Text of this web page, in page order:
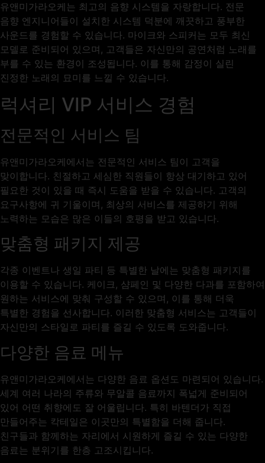
유앤미가라오케는 최고의 음향 시스템을 자랑합니다. 전문
음향 엔지니어들이 설치한 시스템 덕분에 깨끗하고 풍부한
사운드를 경험할 수 있습니다. 마이크와 스피커는 모두 최신
모델로 준비되어 있으며, 고객들은 자신만의 공연처럼 노래를
부를 수 있는 환경이 조성됩니다. 이를 통해 감정이 실린
진정한 노래의 묘미를 느낄 수 있습니다.
럭셔리 VIP 서비스 경험
전문적인 서비스 팀
유앤미가라오케에서는 전문적인 서비스 팀이 고객을
맞이합니다. 친절하고 세심한 직원들이 항상 대기하고 있어
필요한 것이 있을 때 즉시 도움을 받을 수 있습니다. 고객의
요구사항에 귀 기울이며, 최상의 서비스를 제공하기 위해
노력하는 모습은 많은 이들의 호평을 받고 있습니다.
맞춤형 패키지 제공
각종 이벤트나 생일 파티 등 특별한 날에는 맞춤형 패키지를
이용할 수 있습니다. 케이크, 샴페인 및 다양한 다과를 포함하여
원하는 서비스에 맞춰 구성할 수 있으며, 이를 통해 더욱
특별한 경험을 선사합니다. 이러한 맞춤형 서비스는 고객들이
자신만의 스타일로 파티를 즐길 수 있도록 도와줍니다.
다양한 음료 메뉴
유앤미가라오케에서는 다양한 음료 옵션도 마련되어 있습니다.
세계 여러 나라의 주류와 무알콜 음료까지 폭넓게 준비되어
있어 어떤 취향에도 잘 어울립니다. 특히 바텐더가 직접
만들어주는 칵테일은 이곳만의 특별함을 더해 줍니다.
친구들과 함께하는 자리에서 시원하게 즐길 수 있는 다양한
음료는 분위기를 한층 고조시킵니다.